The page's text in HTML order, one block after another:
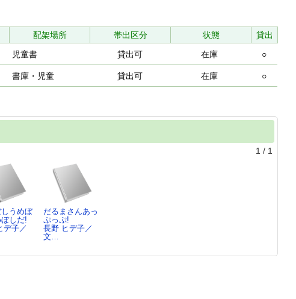
配架場所 帯出区分 状態
貸出
児童書 貸出可 在庫 ○
書庫・児童 貸出可 在庫 ○
1 / 1
しうめぼ
しだ!
デ子／
だるまさんあっ
ぷっぷ!
長野 ヒデ子／
文…